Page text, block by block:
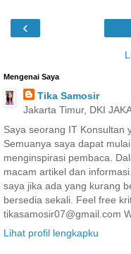
‹
Mengenai Saya
Tika Samosir
Jakarta Timur, DKI
Saya seorang IT Konsultan
Semuanya saya dapat
menginspirasi pembaca.
macam artikel dan
saya jika ada yang kurang
bersedia sekali. Feel free
tikasamosir07@gmail.com
Lihat profil lengkapku